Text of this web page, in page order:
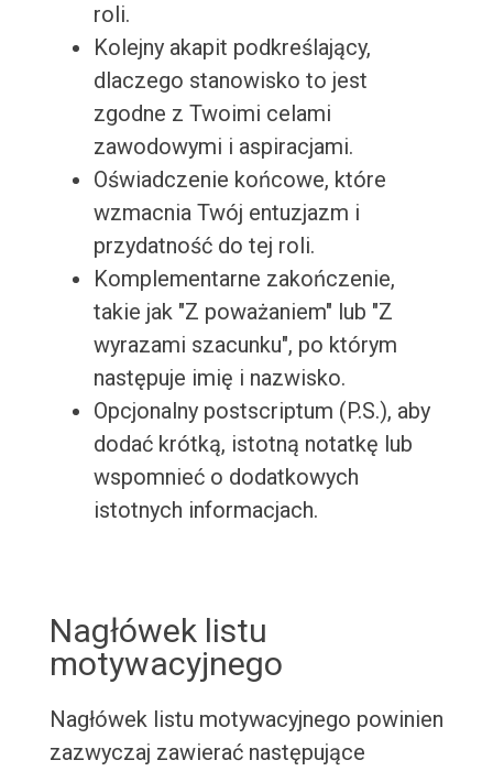
roli.
Kolejny akapit podkreślający,
dlaczego stanowisko to jest
zgodne z Twoimi celami
zawodowymi i aspiracjami.
Oświadczenie końcowe, które
wzmacnia Twój entuzjazm i
przydatność do tej roli.
Komplementarne zakończenie,
takie jak "Z poważaniem" lub "Z
wyrazami szacunku", po którym
następuje imię i nazwisko.
Opcjonalny postscriptum (P.S.), aby
dodać krótką, istotną notatkę lub
wspomnieć o dodatkowych
istotnych informacjach.
Nagłówek listu
motywacyjnego
Nagłówek listu motywacyjnego powinien
zazwyczaj zawierać następujące